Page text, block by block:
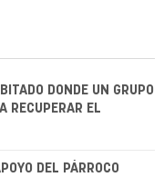
DONDE UN GRUPO
RECUPERAR EL
DEL PÁRROCO